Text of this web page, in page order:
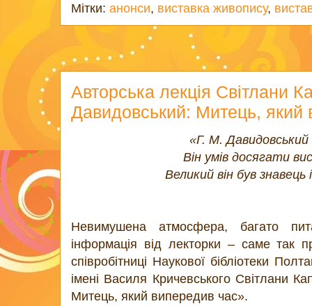
Мітки: анонси, виставка живопису,
Авторська лекція Світлани
Давидовський: Митець, який
«Г. М.
Він умів досягати
Великий він був
Невимушена атмосфера, багато
інформація від лекторки – саме так
співробітниці Наукової бібліотеки
імені Василя Кричевського Світлани
Митець, який випередив час».